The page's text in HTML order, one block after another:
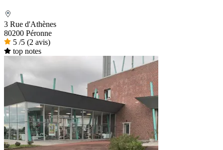
3 Rue d'Athènes
80200 Péronne
5 /5 (2 avis)
top notes